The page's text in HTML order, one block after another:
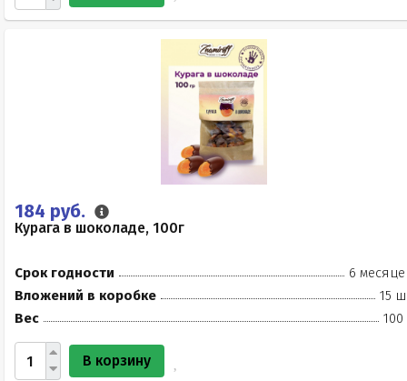
184 руб.
Курага в шоколаде, 100г
Срок годности
6
Вложений в коробке
15
Вес
100
В корзину